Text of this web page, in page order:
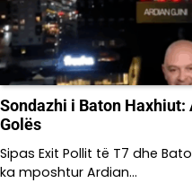
Sondazhi i Baton
Golës
Sipas Exit Pollit të T7 dhe
ka mposhtur Ardian…